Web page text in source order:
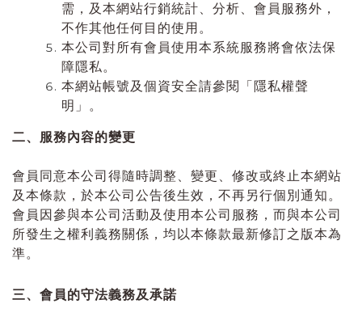
需，及本網站行銷統計、分析、會員服務外，
不作其他任何目的使用。
本公司對所有會員使用本系統服務將會依法保
障隱私。
本網站帳號及個資安全請參閱「隱私權聲
明」。
二、服務內容的變更
會員同意本公司得隨時調整、變更、修改或終止本網站
及本條款，於本公司 公告後生效，不再另行個別通知。
會員因參與本公司 活動及使用 本公司 服務，而與本公司
所發生之權利義務關係，均以本條款最新修訂之版本為
準。
三、會員的守法義務及承諾